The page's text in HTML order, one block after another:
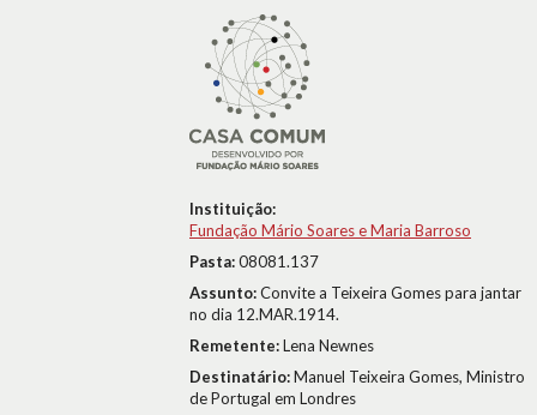
Instituição:
Fundação Mário Soares e Maria Barroso
Pasta:08081.137
Assunto:Convite a Teixeira Gomes para jantar
no dia 12.MAR.1914.
Remetente:Lena Newnes
Destinatário:Manuel Teixeira Gomes, Ministro
de Portugal em Londres